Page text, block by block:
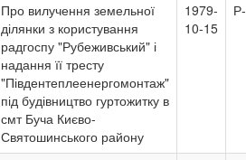
Про вилучення земельної
ділянки з користування
радгоспу "Рубеживський" і
надання її тресту
"Південтеплеенергомонтаж"
під будівництво гуртожитку в
смт Буча Києво-
Святошинського району
1979-
10-15